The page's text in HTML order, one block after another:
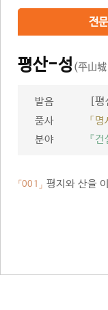
전
평산-성 (平山城
발음 [평
품사
「명
분야
『건
「001」 평지와 산을